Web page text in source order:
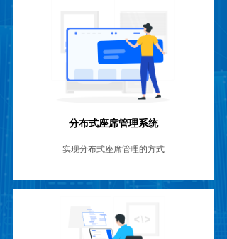
分布式座席管理系统
实现分布式座席管理的方式